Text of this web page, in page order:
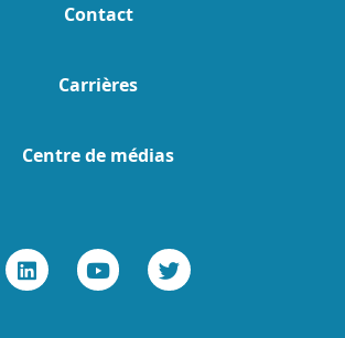
Contact
Carrières
Centre de médias